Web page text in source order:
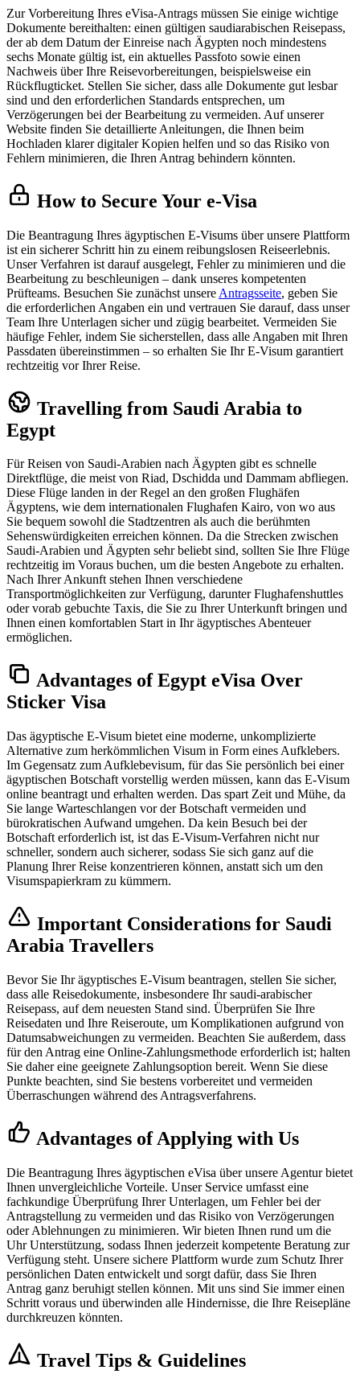
Zur Vorbereitung Ihres eVisa-Antrags müssen Sie einige wichtige
Dokumente bereithalten: einen gültigen saudiarabischen Reisepass,
der ab dem Datum der Einreise nach Ägypten noch mindestens
sechs Monate gültig ist, ein aktuelles Passfoto sowie einen
Nachweis über Ihre Reisevorbereitungen, beispielsweise ein
Rückflugticket. Stellen Sie sicher, dass alle Dokumente gut lesbar
sind und den erforderlichen Standards entsprechen, um
Verzögerungen bei der Bearbeitung zu vermeiden. Auf unserer
Website finden Sie detaillierte Anleitungen, die Ihnen beim
Hochladen klarer digitaler Kopien helfen und so das Risiko von
Fehlern minimieren, die Ihren Antrag behindern könnten.
How to Secure Your e-Visa
Die Beantragung Ihres ägyptischen E-Visums über unsere Plattform
ist ein sicherer Schritt hin zu einem reibungslosen Reiseerlebnis.
Unser Verfahren ist darauf ausgelegt, Fehler zu minimieren und die
Bearbeitung zu beschleunigen – dank unseres kompetenten
Prüfteams. Besuchen Sie zunächst unsere Antragsseite, geben Sie
die erforderlichen Angaben ein und vertrauen Sie darauf, dass unser
Team Ihre Unterlagen sicher und zügig bearbeitet. Vermeiden Sie
häufige Fehler, indem Sie sicherstellen, dass alle Angaben mit Ihren
Passdaten übereinstimmen – so erhalten Sie Ihr E-Visum garantiert
rechtzeitig vor Ihrer Reise.
Travelling from Saudi Arabia to
Egypt
Für Reisen von Saudi-Arabien nach Ägypten gibt es schnelle
Direktflüge, die meist von Riad, Dschidda und Dammam abfliegen.
Diese Flüge landen in der Regel an den großen Flughäfen
Ägyptens, wie dem internationalen Flughafen Kairo, von wo aus
Sie bequem sowohl die Stadtzentren als auch die berühmten
Sehenswürdigkeiten erreichen können. Da die Strecken zwischen
Saudi-Arabien und Ägypten sehr beliebt sind, sollten Sie Ihre Flüge
rechtzeitig im Voraus buchen, um die besten Angebote zu erhalten.
Nach Ihrer Ankunft stehen Ihnen verschiedene
Transportmöglichkeiten zur Verfügung, darunter Flughafenshuttles
oder vorab gebuchte Taxis, die Sie zu Ihrer Unterkunft bringen und
Ihnen einen komfortablen Start in Ihr ägyptisches Abenteuer
ermöglichen.
Advantages of Egypt eVisa Over
Sticker Visa
Das ägyptische E-Visum bietet eine moderne, unkomplizierte
Alternative zum herkömmlichen Visum in Form eines Aufklebers.
Im Gegensatz zum Aufklebevisum, für das Sie persönlich bei einer
ägyptischen Botschaft vorstellig werden müssen, kann das E-Visum
online beantragt und erhalten werden. Das spart Zeit und Mühe, da
Sie lange Warteschlangen vor der Botschaft vermeiden und
bürokratischen Aufwand umgehen. Da kein Besuch bei der
Botschaft erforderlich ist, ist das E-Visum-Verfahren nicht nur
schneller, sondern auch sicherer, sodass Sie sich ganz auf die
Planung Ihrer Reise konzentrieren können, anstatt sich um den
Visumspapierkram zu kümmern.
Important Considerations for Saudi
Arabia Travellers
Bevor Sie Ihr ägyptisches E-Visum beantragen, stellen Sie sicher,
dass alle Reisedokumente, insbesondere Ihr saudi-arabischer
Reisepass, auf dem neuesten Stand sind. Überprüfen Sie Ihre
Reisedaten und Ihre Reiseroute, um Komplikationen aufgrund von
Datumsabweichungen zu vermeiden. Beachten Sie außerdem, dass
für den Antrag eine Online-Zahlungsmethode erforderlich ist; halten
Sie daher eine geeignete Zahlungsoption bereit. Wenn Sie diese
Punkte beachten, sind Sie bestens vorbereitet und vermeiden
Überraschungen während des Antragsverfahrens.
Advantages of Applying with Us
Die Beantragung Ihres ägyptischen eVisa über unsere Agentur bietet
Ihnen unvergleichliche Vorteile. Unser Service umfasst eine
fachkundige Überprüfung Ihrer Unterlagen, um Fehler bei der
Antragstellung zu vermeiden und das Risiko von Verzögerungen
oder Ablehnungen zu minimieren. Wir bieten Ihnen rund um die
Uhr Unterstützung, sodass Ihnen jederzeit kompetente Beratung zur
Verfügung steht. Unsere sichere Plattform wurde zum Schutz Ihrer
persönlichen Daten entwickelt und sorgt dafür, dass Sie Ihren
Antrag ganz beruhigt stellen können. Mit uns sind Sie immer einen
Schritt voraus und überwinden alle Hindernisse, die Ihre Reisepläne
durchkreuzen könnten.
Travel Tips & Guidelines